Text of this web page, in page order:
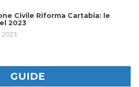
Civile Riforma Cartabia: le
2023
GUIDE